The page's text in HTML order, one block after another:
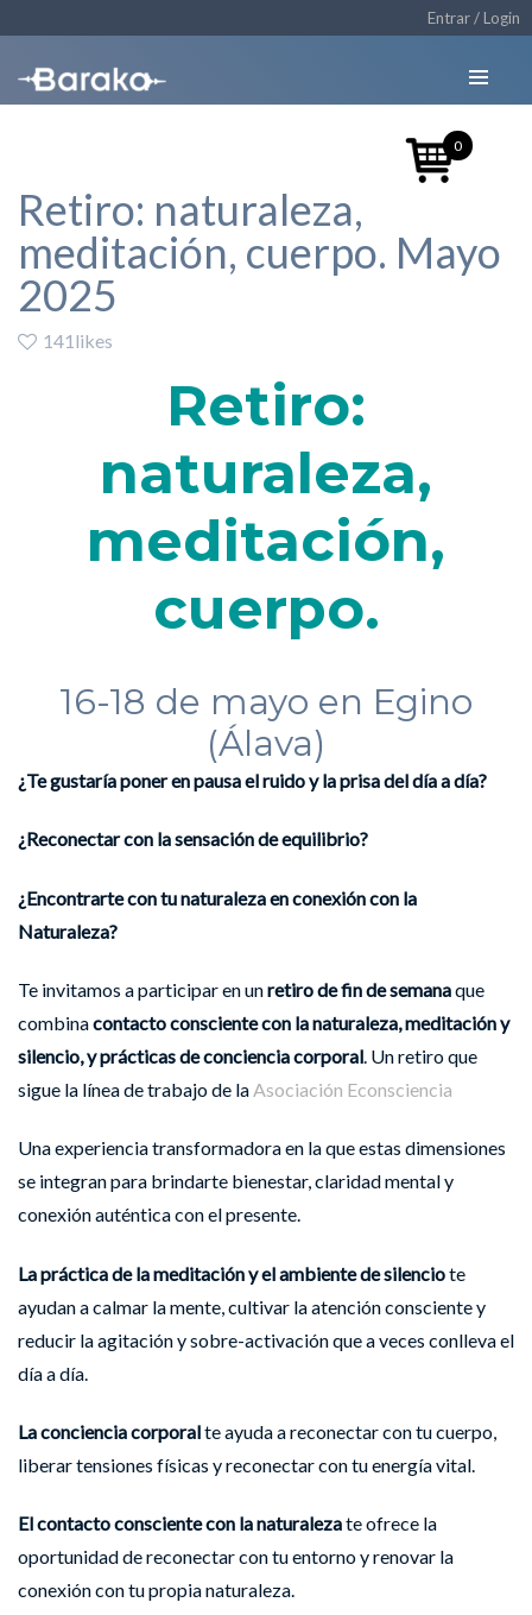
Entrar / Login
Retiro: naturaleza,
meditación, cuerpo. Mayo
2025
141likes
Retiro:
naturaleza,
meditación,
cuerpo.
16-18 de mayo en Egino
(Álava)
¿Te gustaría poner en pausa el ruido y la prisa del día a día?
¿Reconectar con la sensación de equilibrio?
¿Encontrarte con tu naturaleza en conexión con la
Naturaleza?
Te invitamos a participar en unretiro de fin de semanaque
combinacontacto consciente con la naturaleza, meditación y
silencio, y prácticas de conciencia corporal. Un retiro que
sigue la línea de trabajo de laAsociación Econsciencia
Una experiencia transformadora en la que estas dimensiones
se integran para brindarte bienestar, claridad mental y
conexión auténtica con el presente.
La práctica de la meditación y el ambiente de silenciote
ayudan a calmar la mente, cultivar la atención consciente y
reducir la agitación y sobre-activación que a veces conlleva el
día a día.
La conciencia corporalte ayuda a reconectar con tu cuerpo,
liberar tensiones físicas y reconectar con tu energía vital.
El contacto consciente con la naturalezate ofrece la
oportunidad de reconectar con tu entorno y renovar la
conexión con tu propia naturaleza.
0